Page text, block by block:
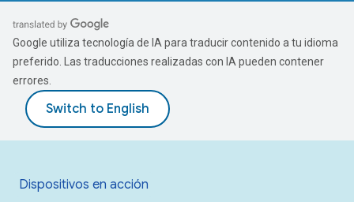
Google utiliza tecnología de IA para traducir contenido a tu idioma
preferido. Las traducciones realizadas con IA pueden contener
errores.
Dispositivos en acción